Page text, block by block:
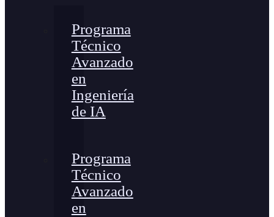
Programa
Técnico
Avanzado
en
Ingeniería
de IA
Programa
Técnico
Avanzado
en